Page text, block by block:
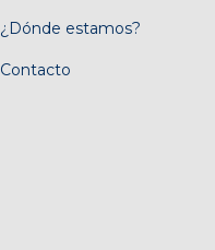
¿Dónde estamos?
Contacto